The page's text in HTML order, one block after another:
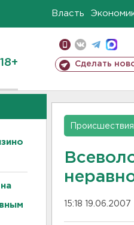
Власть
18+ Сделать
Происшествия
15:18 19.06.2007